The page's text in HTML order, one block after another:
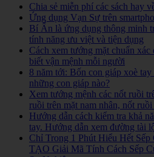
Chia sẻ miễn phí các sách hay
Ứng dụng Vạn Sự trên
Bí Ẩn là ứng dụng thông minh
tính năng ưu việt và tiện dụng
Cách xem tướng mặt chuẩn
biết vận mệnh mỗi người
8 năm tới: Bốn con giáp xoè
những con giáp nào?
Xem tướng mệnh các nốt ruồi
ruồi trên mặt nam nhân, nốt ruồi
Hướng dẫn cách kiểm tra khả
tay. Hướng dẫn xem đường tài
Chỉ Trong 1 Phút Hiểu Hết
TẠO Giải Mã Tính Cách Sếp